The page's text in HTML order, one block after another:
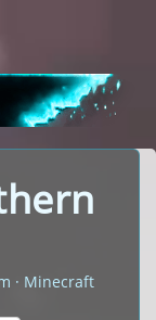
· Minecraft